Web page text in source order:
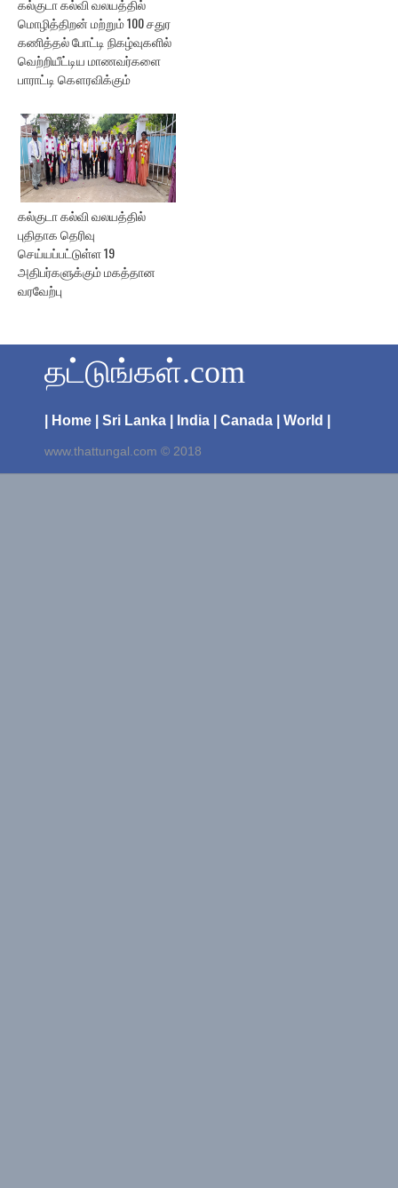
கல்குடா கல்வி வலயத்தில்
மொழித்திறன் மற்றும் 100 சதுர
கணித்தல் போட்டி நிகழ்வுகளில்
வெற்றியீட்டிய மாணவர்களை
பாராட்டி கௌரவிக்கும்
கல்குடா கல்வி வலயத்தில்
புதிதாக தெரிவு
செய்யப்பட்டுள்ள 19
அதிபர்களுக்கும் மகத்தான
வரவேற்பு
தட்டுங்கள்.com
| Home | Sri Lanka | India | Canada | World |
www.thattungal.com © 2018